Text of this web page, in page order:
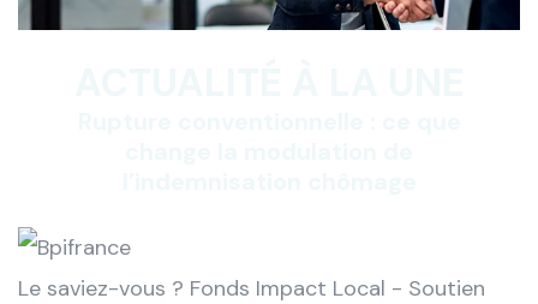
Le saviez-vous ? Fonds Impact Local - Soutien